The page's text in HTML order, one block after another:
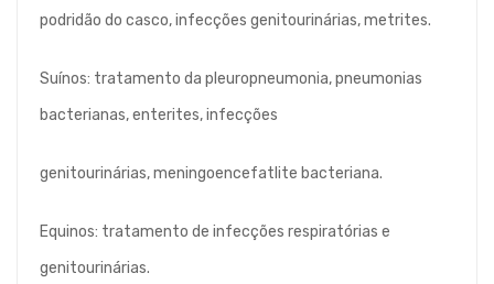
podridão do casco, infecções genitourinárias, metrites.
Suínos: tratamento da pleuropneumonia, pneumonias
bacterianas, enterites, infecções
genitourinárias, meningoencefatlite bacteriana.
Equinos: tratamento de infecções respiratórias e
genitourinárias.